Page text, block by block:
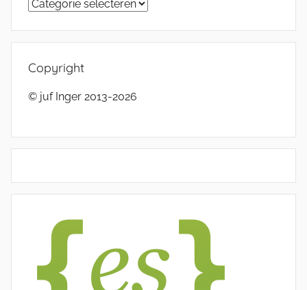
Categorieën
Copyright
© juf Inger 2013-2026